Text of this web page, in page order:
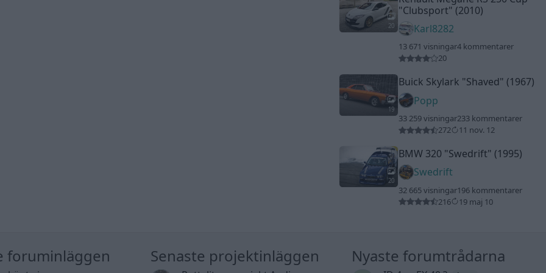
20
"Clubsport" (2010)
Karl8282
13 671 visningar4 kommentarer
20
19
Buick Skylark "Shaved" (1967)
Popp
33 259 visningar233 kommentarer
272
11 nov. 12
20
BMW 320 "Swedrift" (1995)
Swedrift
32 665 visningar196 kommentarer
216
19 maj 10
foruminläggen Senaste projektinläggen Nyaste forumtrådarna